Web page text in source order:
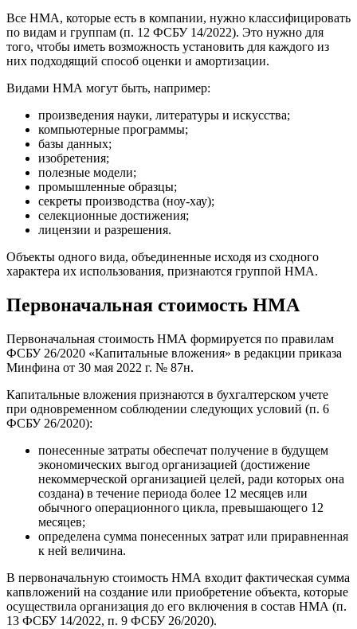
Все НМА, которые есть в компании, нужно классифицировать
по видам и группам (п. 12 ФСБУ 14/2022). Это нужно для
того, чтобы иметь возможность установить для каждого из
них подходящий способ оценки и амортизации.
Видами НМА могут быть, например:
произведения науки, литературы и искусства;
компьютерные программы;
базы данных;
изобретения;
полезные модели;
промышленные образцы;
секреты производства (ноу-хау);
селекционные достижения;
лицензии и разрешения.
Объекты одного вида, объединенные исходя из сходного
характера их использования, признаются группой НМА.
Первоначальная стоимость НМА
Первоначальная стоимость НМА формируется по правилам
ФСБУ 26/2020 «Капитальные вложения» в редакции приказа
Минфина от 30 мая 2022 г. № 87н.
Капитальные вложения признаются в бухгалтерском учете
при одновременном соблюдении следующих условий (п. 6
ФСБУ 26/2020):
понесенные затраты обеспечат получение в будущем
экономических выгод организацией (достижение
некоммерческой организацией целей, ради которых она
создана) в течение периода более 12 месяцев или
обычного операционного цикла, превышающего 12
месяцев;
определена сумма понесенных затрат или приравненная
к ней величина.
В первоначальную стоимость НМА входит фактическая сумма
капвложений на создание или приобретение объекта, которые
осуществила организация до его включения в состав НМА (п.
13 ФСБУ 14/2022, п. 9 ФСБУ 26/2020).